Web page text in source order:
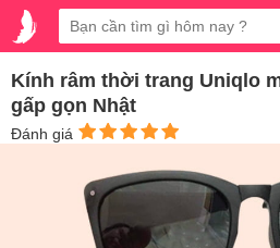
Kính râm thời trang Uniqlo
gấp gọn Nhật
Đánh giá